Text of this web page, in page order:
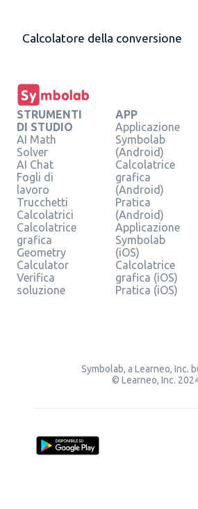
Calcolatore della conversione
STRUMENTI
DI STUDIO
AI Math
Solver
AI Chat
Fogli di
lavoro
Trucchetti
Calcolatrici
Calcolatrice
grafica
Geometry
Calculator
Verifica
soluzione
APP
Applicazione
Symbolab
(Android)
Calcolatrice
grafica
(Android)
Pratica
(Android)
Applicazione
Symbolab
(iOS)
Calcolatrice
grafica (iOS)
Pratica (iOS)
Symbolab, a Learneo, Inc.
© Learneo, Inc.